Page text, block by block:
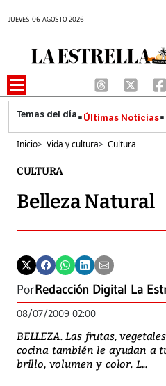
JUEVES 06 AGOSTO 2026
Últimas Noticias
Inicio> Vida y cultura> Cultura
CULTURA
Belleza Natural
PorRedacción Digital La
08/07/2009 02:00
BELLEZA. Las frutas,
cocina también le ayudan a
brillo, volumen y color. L...